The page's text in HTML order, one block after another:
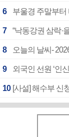
6 부울경 주말부터
7 “낙동강권 삼락·
8 오늘의 날씨-
9 외국인 선원 ‘인
10 [사설] 해수부 신